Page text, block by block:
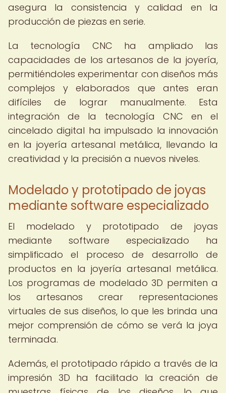
asegura la consistencia y calidad en la
producción de piezas en serie.
La tecnología CNC ha ampliado las
capacidades de los artesanos de la joyería,
permitiéndoles experimentar con diseños más
complejos y elaborados que antes eran
difíciles de lograr manualmente. Esta
integración de la tecnología CNC en el
cincelado digital ha impulsado la innovación
en la joyería artesanal metálica, llevando la
creatividad y la precisión a nuevos niveles.
Modelado y prototipado de joyas
mediante software especializado
El modelado y prototipado de joyas
mediante software especializado ha
simplificado el proceso de desarrollo de
productos en la joyería artesanal metálica.
Los programas de modelado 3D permiten a
los artesanos crear representaciones
virtuales de sus diseños, lo que les brinda una
mejor comprensión de cómo se verá la joya
terminada.
Además, el prototipado rápido a través de la
impresión 3D ha facilitado la creación de